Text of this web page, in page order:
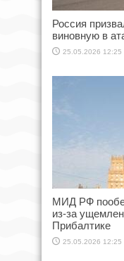
Россия
виновную в
25.05.2026 12:25
МИД РФ
из-за
Прибалтике
25.05.2026 12:25